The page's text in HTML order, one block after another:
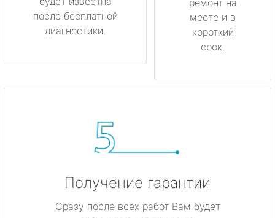
после бесплатной
диагностики.
ремонт на
месте и в
короткий
срок.
Получение гарантии
Сразу после всех работ Вам будет